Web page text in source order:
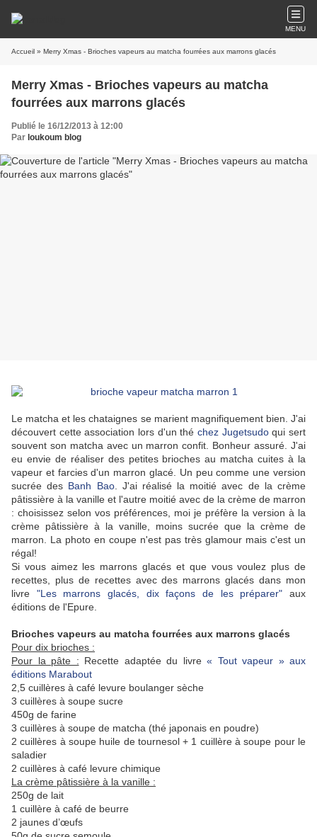
MENU
Accueil » Merry Xmas - Brioches vapeurs au matcha fourrées aux marrons glacés
Merry Xmas - Brioches vapeurs au matcha
fourrées aux marrons glacés
Publié le 16/12/2013 à 12:00
Par loukoum blog
Le matcha et les chataignes se marient magnifiquement bien. J'ai
découvert cette association lors d'un thé chez Jugetsudoqui sert
souvent son matcha avec un marron confit. Bonheur assuré. J'ai
eu envie de réaliser des petites brioches au matcha cuites à la
vapeur et farcies d'un marron glacé. Un peu comme une version
sucrée des Banh Bao. J'ai réalisé la moitié avec de la crème
pâtissière à la vanille et l'autre moitié avec de la crème de marron
: choisissez selon vos préférences, moi je préfère la version à la
crème pâtissière à la vanille, moins sucrée que la crème de
marron. La photo en coupe n'est pas très glamour mais c'est un
régal!
Si vous aimez les marrons glacés et que vous voulez plus de
recettes, plus de recettes avec des marrons glacés dans mon
livre "Les marrons glacés, dix façons de les préparer" aux
éditions de l'Epure.
Brioches vapeurs au matcha fourrées aux marrons glacés
Pour dix brioches :
Pour la pâte : Recette adaptée du livre « Tout vapeur » aux
éditions Marabout
2,5 cuillères à café levure boulanger sèche
3 cuillères à soupe sucre
450g de farine
3 cuillères à soupe de matcha (thé japonais en poudre)
2 cuillères à soupe huile de tournesol + 1 cuillère à soupe pour le
saladier
2 cuillères à café levure chimique
La crème pâtissière à la vanille :
250g de lait
1 cuillère à café de beurre
2 jaunes d’œufs